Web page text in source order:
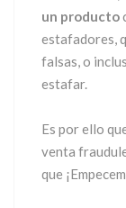
un producto
estafadores,
falsas, o
estafar.
Es por ello
venta
que